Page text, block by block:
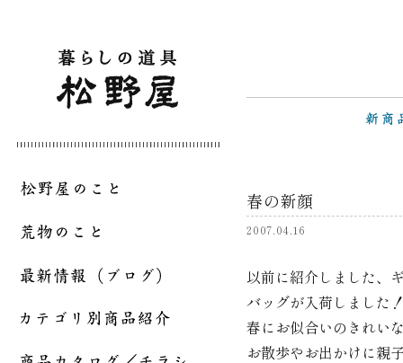
春の新顔
2007.04.16
以前に紹介しました、
バッグが入荷しました
春にお似合いのきれい
お散歩やお出かけに親